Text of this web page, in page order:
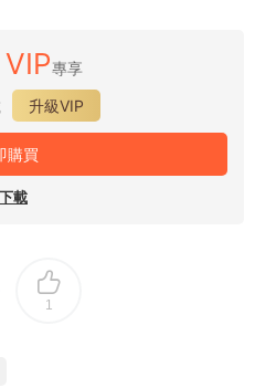
VIP專享
升級VIP
購買
載
1